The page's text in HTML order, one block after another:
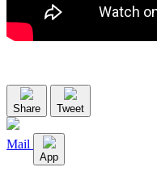
Share Tweet
Mail
App